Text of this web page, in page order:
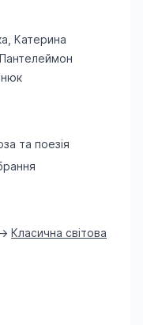
Катерина
та поезія
-> Класична світова